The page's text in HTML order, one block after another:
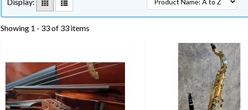
Showing 1 - 33 of 33 items